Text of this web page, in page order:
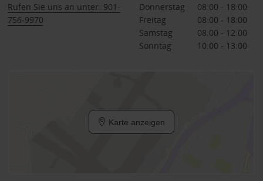
Rufen Sie uns an unter: 901-
756-9970
Donnerstag
08:00 - 18:00
Freitag
08:00 - 18:00
Samstag
08:00 - 12:00
Sonntag
10:00 - 13:00
Karte anzeigen